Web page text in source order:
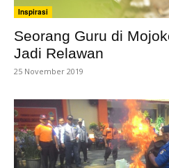
Inspirasi
Seorang Guru di
Jadi Relawan
25 November 2019